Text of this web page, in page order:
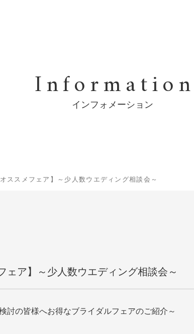
Information
インフォメーション
ススメフェア】～少人数ウエディング相談会～
ェア】～少人数ウエディング相談会～
討の皆様へお得なブライダルフェアのご紹介～